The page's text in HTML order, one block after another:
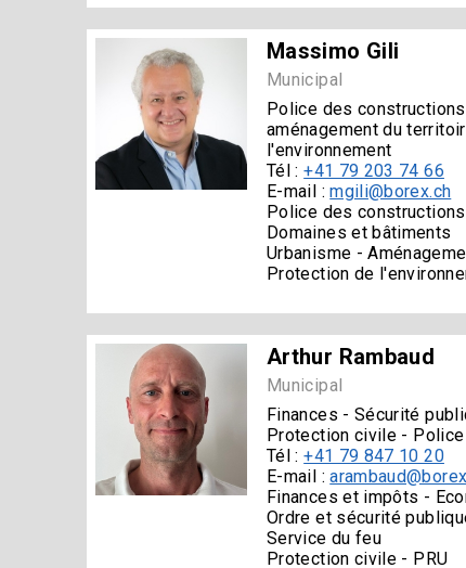
Massimo Gili
Municipal
Police des
aménagement du
l'environnement
Tél :+41 79 203 74 66
E-mail :mgili@borex.ch
Police des
Domaines et bâtiments
Urbanisme -
Protection de
Arthur Rambaud
Municipal
Finances - Sécurité
Protection civile -
Tél :+41 79 847 10 20
E-mail :
Finances et impôts -
Ordre et sécurité
Service du feu
Protection civile - PRU